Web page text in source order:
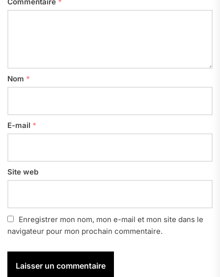
Commentaire *
Nom *
E-mail *
Site web
Enregistrer mon nom, mon e-mail et mon site dans le
navigateur pour mon prochain commentaire.